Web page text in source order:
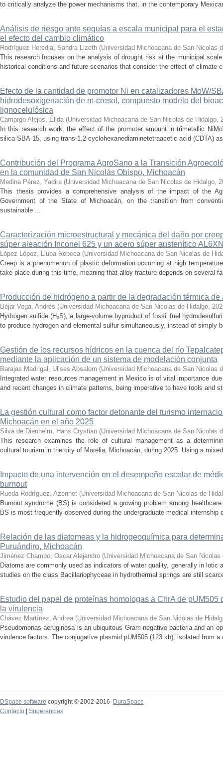
to critically analyze the power mechanisms that, in the contemporary
Análisis de riesgo ante sequías a escala municipal para el
el efecto del cambio climático
Rodríguez Heredia, Sandra Lizeth (Universidad Michoacana de San Nicolas
This research focuses on the analysis of drought risk at the municipal
historical conditions and future scenarios that consider the effect of climate
Efecto de la cantidad de promotor Ni en catalizadores MoW/
hidrodesoxigenación de m-cresol, compuesto modelo del
lignocelulósica
Camargo Alejos, Élida (Universidad Michoacana de San Nicolas de Hidalgo,
In this research work, the effect of the promoter amount in trimetallic
silica SBA-15, using trans-1,2-cyclohexanediaminetetraacetic acid (CDTA)
Contribución del Programa AgroSano a la Transición
en la comunidad de San Nicolás Obispo, Michoacán
Medina Pérez, Yadira (Universidad Michoacana de San Nicolas de Hidalgo,
This thesis provides a comprehensive analysis of the impact of the
Government of the State of Michoacán, on the transition from
sustainable ...
Caracterización microestructural y mecánica del daño por
súper aleación Inconel 625 y un acero súper austenítico
López López, Liuba Rebeca (Universidad Michoacana de San Nicolas de
Creep is a phenomenon of plastic deformation occurring at high
take place during this time, meaning that alloy fracture depends on several
Producción de hidrógeno a partir de la degradación térmica
Béjar Vega, Andrés (Universidad Michoacana de San Nicolas de Hidalgo,
Hydrogen sulfide (H₂S), a large-volume byproduct of fossil fuel
to produce hydrogen and elemental sulfur simultaneously, instead of simply
Gestión de los recursos hídricos en la cuenca del río
mediante la aplicación de un sistema de modelación conjunta
Barajas Madrigal, Ulises Absalom (Universidad Michoacana de San Nicolas
Integrated water resources management in Mexico is of vital importance
and recent changes in climate patterns, being imperative to have tools and
La gestión cultural como factor detonante del turismo
Michoacán en el año 2025
Silva de Dienheim, Hans Crystian (Universidad Michoacana de San Nicolas
This research examines the role of cultural management as a
cultural tourism in the city of Morelia, Michoacán, during 2025. Using a
Impacto de una intervención en el desempeño escolar de
burnout
Rueda Rodríguez, Azennet (Universidad Michoacana de San Nicolas de
Burnout syndrome (BS) is considered a growing problem among
BS is most frequently observed during the undergraduate medical
Relación de las diatomeas y la hidrogeoquímica para
Puruándiro, Michoacán
Jiménez Champo, Oscar Alejandro (Universidad Michoacana de San Nicolas
Diatoms are commonly used as indicators of water quality, generally in
studies on the class Bacillariophyceae in hydrothermal springs are still
Estudio del papel de proteínas homologas a ChrA de
la virulencia
Chávez Martínez, Andrea (Universidad Michoacana de San Nicolas de
Pseudomonas aeruginosa is an ubiquitous Gram-negative bacteria and an
virulence factors. The conjugative plasmid pUM505 (123 kb), isolated from
DSpace software copyright © 2002-2016
DuraSpace
Contacto
Sugerencias